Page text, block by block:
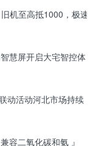
机至高抵1000，极速
慧屏开启大宅智控体
动活动河北市场持续
容二氧化碳和氨 』